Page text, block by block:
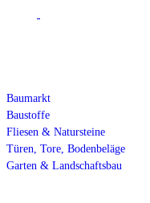
Baumarkt
Baustoffe
Fliesen & Natursteine
Türen, Tore, Bodenbeläge
Garten & Landschaftsbau